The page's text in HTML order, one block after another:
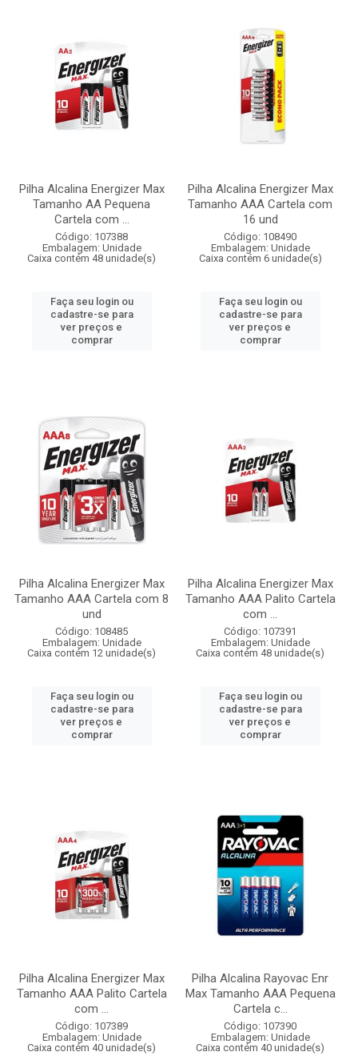
Pilha Alcalina Energizer Max
Tamanho AA Pequena
Cartela com ...
Código: 107388
Embalagem: Unidade
Caixa contém 48 unidade(s)
Faça seu login ou
cadastre-se para
ver preços e
comprar
Pilha Alcalina Energizer Max
Tamanho AAA Cartela com
16 und
Código: 108490
Embalagem: Unidade
Caixa contém 6 unidade(s)
Faça seu login ou
cadastre-se para
ver preços e
comprar
Pilha Alcalina Energizer Max
Tamanho AAA Cartela com 8
und
Código: 108485
Embalagem: Unidade
Caixa contém 12 unidade(s)
Faça seu login ou
cadastre-se para
ver preços e
comprar
Pilha Alcalina Energizer Max
Tamanho AAA Palito Cartela
com ...
Código: 107391
Embalagem: Unidade
Caixa contém 48 unidade(s)
Faça seu login ou
cadastre-se para
ver preços e
comprar
Pilha Alcalina Energizer Max
Tamanho AAA Palito Cartela
com ...
Código: 107389
Embalagem: Unidade
Caixa contém 40 unidade(s)
Pilha Alcalina Rayovac Enr
Max Tamanho AAA Pequena
Cartela c...
Código: 107390
Embalagem: Unidade
Caixa contém 40 unidade(s)